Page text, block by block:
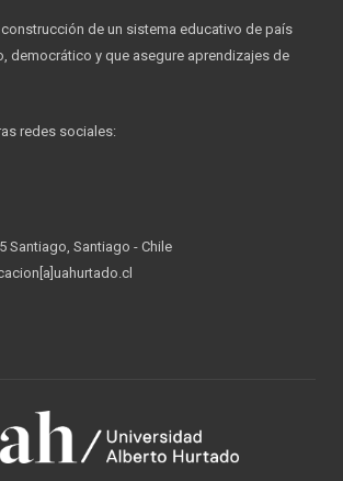
de un sistema educativo de país
democrático y que asegure aprendizajes de
redes sociales:
Santiago, Santiago - Chile